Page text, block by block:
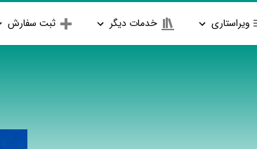
ویراستاری خدمات دیگر ثبت سفارش